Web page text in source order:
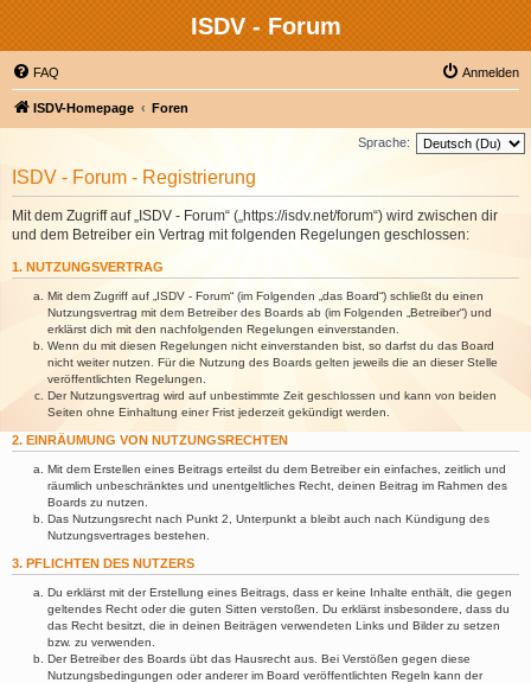
ISDV - Forum
FAQ Anmelden
ISDV-Homepage Foren
Sprache:
ISDV - Forum - Registrierung
Mit dem Zugriff auf „ISDV - Forum“ („https://isdv.net/forum“) wird zwischen dir
und dem Betreiber ein Vertrag mit folgenden Regelungen geschlossen:
1. NUTZUNGSVERTRAG
Mit dem Zugriff auf „ISDV - Forum“ (im Folgenden „das Board“) schließt du einen
Nutzungsvertrag mit dem Betreiber des Boards ab (im Folgenden „Betreiber“) und
erklärst dich mit den nachfolgenden Regelungen einverstanden.
Wenn du mit diesen Regelungen nicht einverstanden bist, so darfst du das Board
nicht weiter nutzen. Für die Nutzung des Boards gelten jeweils die an dieser Stelle
veröffentlichten Regelungen.
Der Nutzungsvertrag wird auf unbestimmte Zeit geschlossen und kann von beiden
Seiten ohne Einhaltung einer Frist jederzeit gekündigt werden.
2. EINRÄUMUNG VON NUTZUNGSRECHTEN
Mit dem Erstellen eines Beitrags erteilst du dem Betreiber ein einfaches, zeitlich und
räumlich unbeschränktes und unentgeltliches Recht, deinen Beitrag im Rahmen des
Boards zu nutzen.
Das Nutzungsrecht nach Punkt 2, Unterpunkt a bleibt auch nach Kündigung des
Nutzungsvertrages bestehen.
3. PFLICHTEN DES NUTZERS
Du erklärst mit der Erstellung eines Beitrags, dass er keine Inhalte enthält, die gegen
geltendes Recht oder die guten Sitten verstoßen. Du erklärst insbesondere, dass du
das Recht besitzt, die in deinen Beiträgen verwendeten Links und Bilder zu setzen
bzw. zu verwenden.
Der Betreiber des Boards übt das Hausrecht aus. Bei Verstößen gegen diese
Nutzungsbedingungen oder anderer im Board veröffentlichten Regeln kann der